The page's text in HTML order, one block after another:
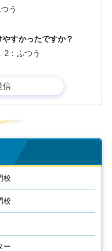
う
すかったですか？
2：ふつう
校
校
ー